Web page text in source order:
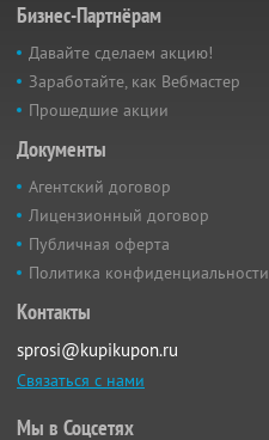
Бизнес-Партнёрам
Давайте сделаем акцию!
Заработайте, как Вебмастер
Прошедшие акции
Документы
Агентский договор
Лицензионный договор
Публичная оферта
Политика конфиденциальности
Контакты
sprosi@kupikupon.ru
Связаться с нами
Мы в Соцсетях